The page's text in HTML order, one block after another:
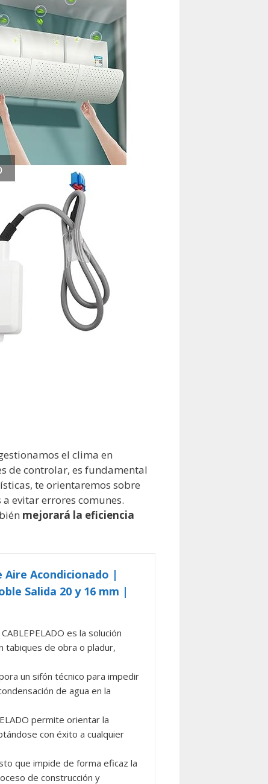
el clima en
de controlar, es fundamental
te orientaremos sobre
evitar errores comunes.
mejorará la eficiencia
Aire Acondicionado |
Salida 20 y 16 mm |
es la solución
tabiques de obra o pladur,
un sifón técnico para impedir
de agua en la
permite orientar la
con éxito a cualquier
que impide de forma eficaz la
de construcción y